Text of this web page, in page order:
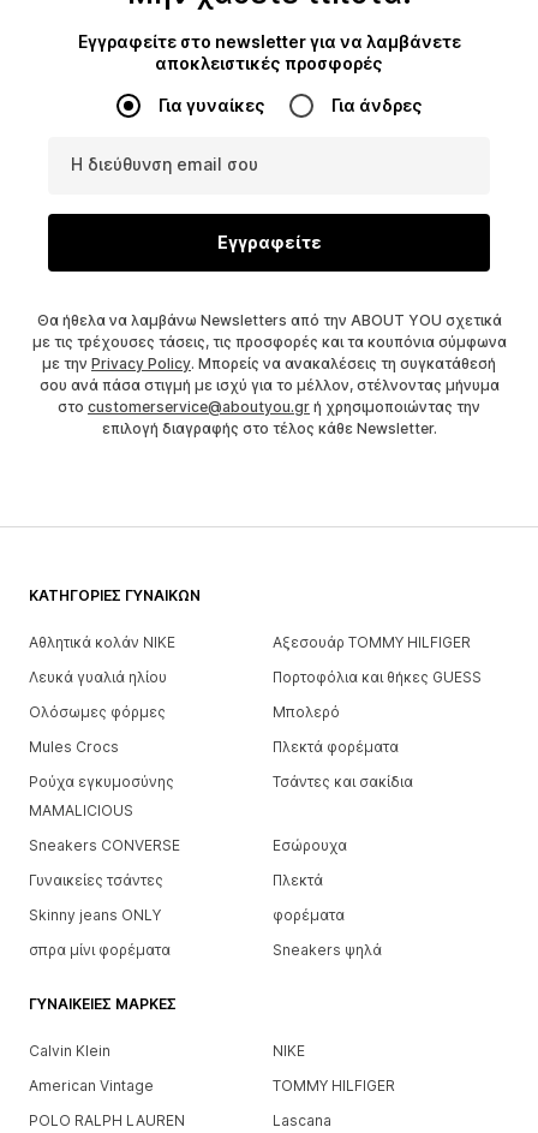
Εγγραφείτε στο newsletter για να λαμβάνετε
αποκλειστικές προσφορές
Για γυναίκες Για άνδρες
Η διεύθυνση email σου
Εγγραφείτε
Θα ήθελα να λαμβάνω Newsletters από την ABOUT YOU σχετικά
με τις τρέχουσες τάσεις, τις προσφορές και τα κουπόνια σύμφωνα
με την Privacy Policy. Μπορείς να ανακαλέσεις τη συγκατάθεσή
σου ανά πάσα στιγμή με ισχύ για το μέλλον, στέλνοντας μήνυμα
στο customerservice@aboutyou.gr ή χρησιμοποιώντας την
επιλογή διαγραφής στο τέλος κάθε Newsletter.
ΚΑΤΗΓΟΡΊΕΣ ΓΥΝΑΙΚΏΝ
Αθλητικά κολάν NIKE
Αξεσουάρ TOMMY HILFIGER
Λευκά γυαλιά ηλίου
Πορτοφόλια και θήκες GUESS
Ολόσωμες φόρμες
Μπολερό
Mules Crocs
Πλεκτά φορέματα
Ρούχα εγκυμοσύνης
MAMALICIOUS
Τσάντες και σακίδια
Sneakers CONVERSE
Εσώρουχα
Γυναικείες τσάντες
Πλεκτά
Skinny jeans ONLY
φορέματα
σπρα μίνι φορέματα
Sneakers ψηλά
ΓΥΝΑΙΚΕΊΕΣ ΜΆΡΚΕΣ
Calvin Klein
NIKE
American Vintage
TOMMY HILFIGER
POLO RALPH LAUREN
Lascana